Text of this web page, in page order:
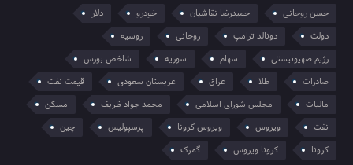
حسن روحانی
حمیدرضا نقاشیان خودرو
دلار
دولت
دونالد ترامپ روحانی
روسیه
رژیم صهیونیستی
سهام سوریه
شاخص بورس
صادرات
طلا عراق عربستان سعودی
قیمت نفت
مالیات
مجلس شورای اسلامی محمد جواد ظریف
مسکن
نفت
ویروس ویروس کرونا پرسپولیس
چین
کرونا
کرونا ویروس گمرک